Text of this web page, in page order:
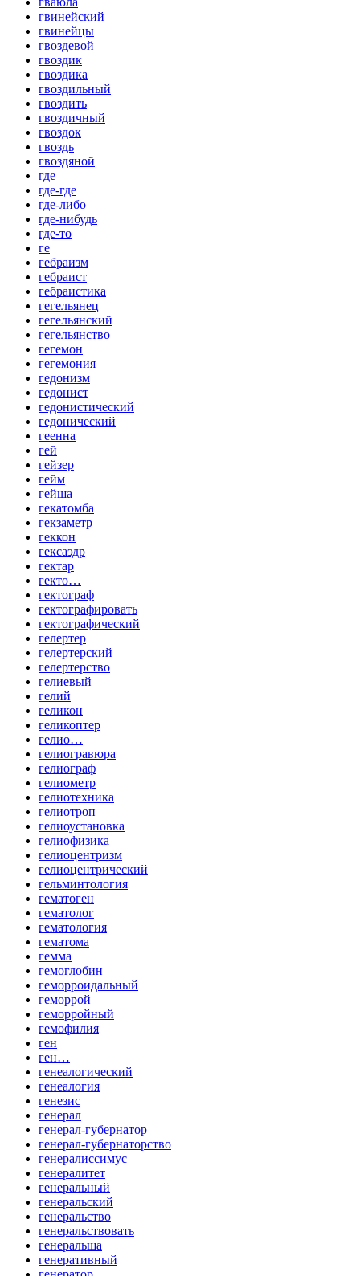
гвинейский
гвинейцы
гвоздевой
гвоздик
гвоздика
гвоздильный
гвоздить
гвоздичный
гвоздок
гвоздь
гвоздяной
где
где-где
где-либо
где-нибудь
где-то
ге
гебраизм
гебраист
гебраистика
гегельянец
гегельянский
гегельянство
гегемон
гегемония
гедонизм
гедонист
гедонистический
гедонический
геенна
гей
гейзер
гейм
гейша
гекатомба
гекзаметр
геккон
гексаэдр
гектар
гекто…
гектограф
гектографировать
гектографический
гелертер
гелертерский
гелертерство
гелиевый
гелий
геликон
геликоптер
гелио…
гелиогравюра
гелиограф
гелиометр
гелиотехника
гелиотроп
гелиоустановка
гелиофизика
гелиоцентризм
гелиоцентрический
гельминтология
гематоген
гематолог
гематология
гематома
гемма
гемоглобин
геморроидальный
геморрой
геморройный
гемофилия
ген
ген…
генеалогический
генеалогия
генезис
генерал
генерал-губернатор
генерал-губернаторство
генералиссимус
генералитет
генеральный
генеральский
генеральство
генеральствовать
генеральша
генеративный